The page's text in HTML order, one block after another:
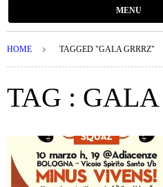
MENU
HOME TAGGED "GALA GRRRZ"
TAG : GALA